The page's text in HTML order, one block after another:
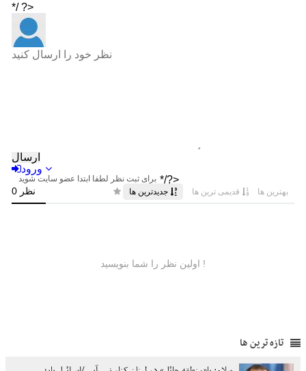
تازه ترین ها